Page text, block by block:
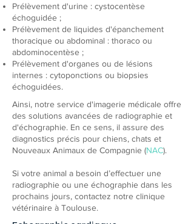
Prélèvement d'urine : cystocentèse
échoguidée ;
Prélèvement de liquides d'épanchement
thoracique ou abdominal : thoraco ou
abdominocentèse ;
Prélèvement d'organes ou de lésions
internes : cytoponctions ou biopsies
échoguidées.
Ainsi, notre service d'imagerie médicale offre
des solutions avancées de radiographie et
d'échographie. En ce sens, il assure des
diagnostics précis pour chiens, chats et
Nouveaux Animaux de Compagnie (NAC).
Si votre animal a besoin d’effectuer une
radiographie ou une échographie dans les
prochains jours, contactez notre clinique
vétérinaire à Toulouse.